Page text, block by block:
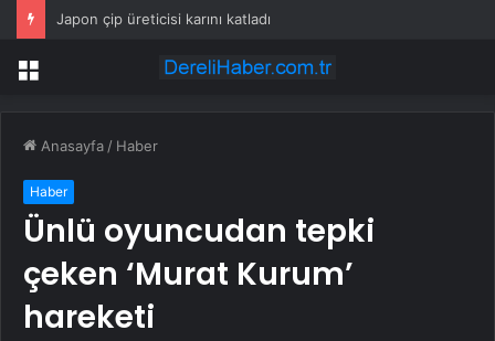
Japon çip üreticisi karını katladı
Menü
Anasayfa / Haber
Haber
Ünlü oyuncudan tepki
çeken ‘Murat Kurum’
hareketi